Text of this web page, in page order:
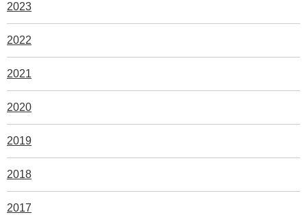
2023
2022
2021
2020
2019
2018
2017